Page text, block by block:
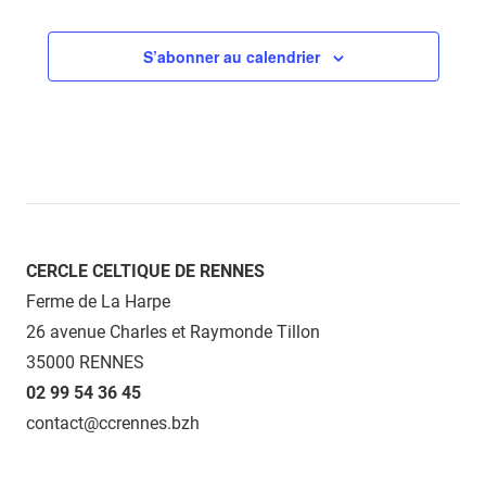
S’abonner au calendrier
CERCLE CELTIQUE DE RENNES
Ferme de La Harpe
26 avenue Charles et Raymonde Tillon
35000 RENNES
02 99 54 36 45
contact@ccrennes.bzh